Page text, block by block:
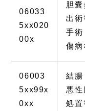
06033
5xx020
00x
胆
出
手術
傷病
06003
5xx99x
0xx
結腸
悪性
処置